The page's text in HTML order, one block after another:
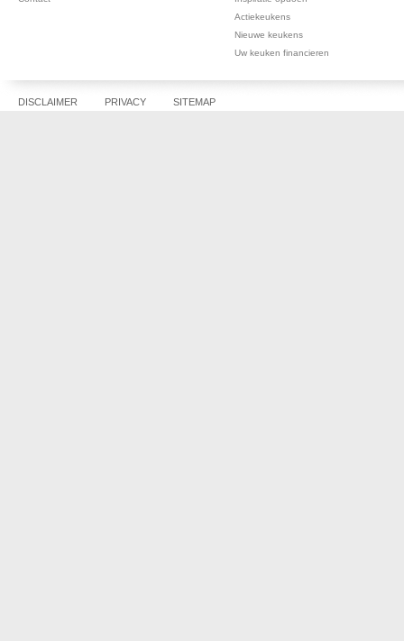
Actiekeukens
Nieuwe keukens
Uw keuken financieren
DISCLAIMER PRIVACY SITEMAP